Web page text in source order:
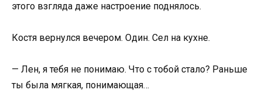
этого взгляда даже настроение поднялось.
Костя вернулся вечером. Один. Сел на кухне.
— Лен, я тебя не понимаю. Что с тобой стало? Раньше
ты была мягкая, понимающая…